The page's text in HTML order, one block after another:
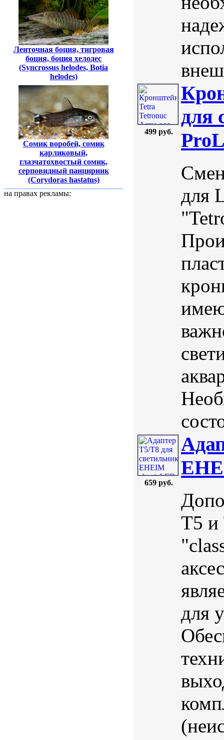
Ленточная боция, тигровая
боция, боция хелодес
(Syncrossus helodes, Botia
helodes)
Сомик воробей, сомик
карликовый,
глазчатохвостый сомик,
серповидный панцирник
(Corydoras hastatus)
на правах рекламы:
499 руб.
для
для
659 руб.
Т5 и
для